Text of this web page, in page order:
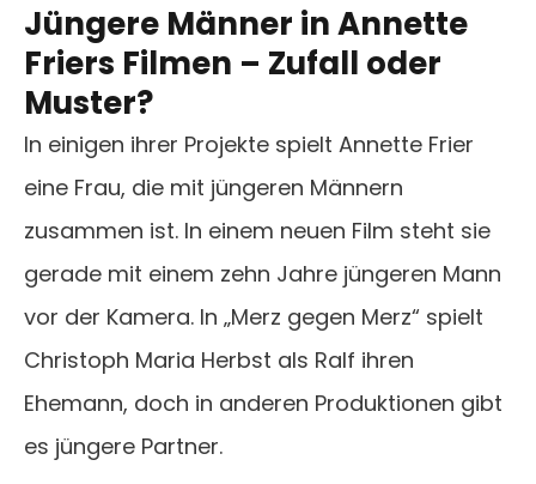
Jüngere Männer in Annette
Friers Filmen – Zufall oder
Muster?
In einigen ihrer Projekte spielt Annette Frier
eine Frau, die mit jüngeren Männern
zusammen ist. In einem neuen Film steht sie
gerade mit einem zehn Jahre jüngeren Mann
vor der Kamera. In „Merz gegen Merz“ spielt
Christoph Maria Herbst als Ralf ihren
Ehemann, doch in anderen Produktionen gibt
es jüngere Partner.